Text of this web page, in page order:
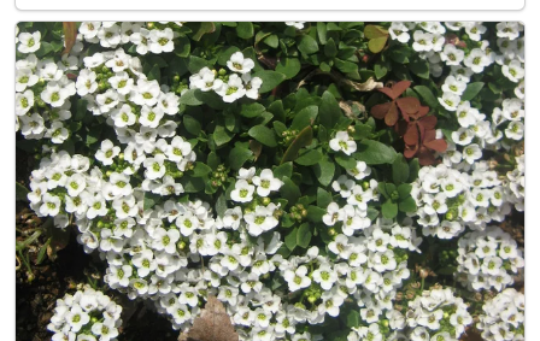
白、桃色がありますが、呼び名は花色というより、
むしろ木を切って木材にした時の断面色によって、
赤っぽければ「紅梅」、白っぽければ「白梅」と